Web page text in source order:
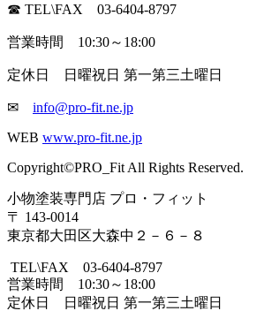
☎ TEL\FAX 03-6404-8797
営業時間 10:30～18:00
定休日 日曜祝日 第一第三土曜日
✉ info@pro-fit.ne.jp
WEB www.pro-fit.ne.jp
Copyright©PRO_Fit All Rights Reserved.
小物塗装専門店 プロ・フィット
〒 143-0014
東京都大田区大森中２－６－８
TEL\FAX 03-6404-8797
営業時間 10:30～18:00
定休日 日曜祝日 第一第三土曜日